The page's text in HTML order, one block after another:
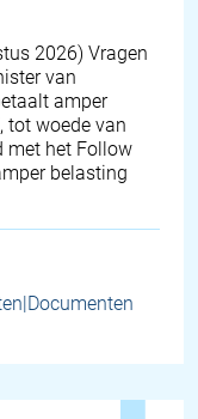
2026) Vragen
van
amper
tot woede van
met het Follow
belasting